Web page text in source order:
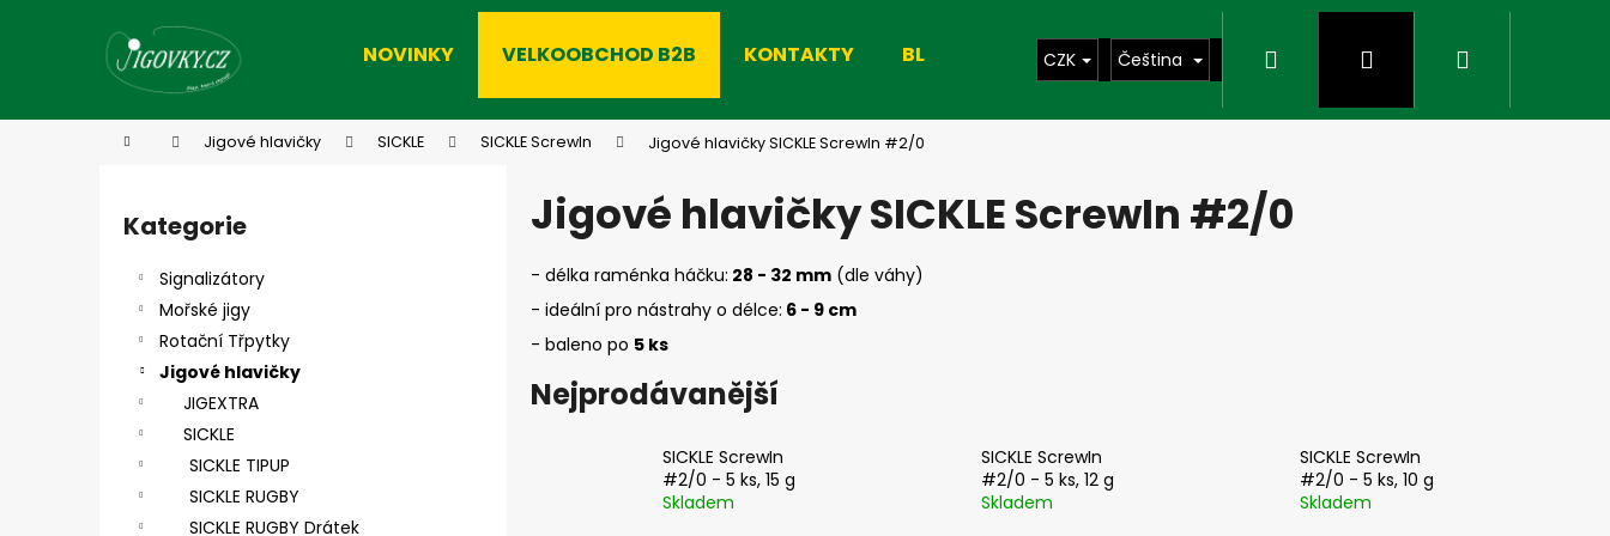
NOVINKY VELKOOBCHOD B2B KONTAKTY BLOG CZK Čeština Hledat PřihlášeníNákupní
Domů Jigové hlavičky SICKLE SICKLE ScrewIn Jigové hlavičky SICKLE ScrewIn #2/0
Přeskočit
kategorie
Kategorie
Signalizátory
Mořské jigy
Rotační Třpytky
Jigové hlavičky
JIGEXTRA
SICKLE
SICKLE TIPUP
SICKLE RUGBY
SICKLE RUGBY Drátek
Jigové hlavičky SICKLE ScrewIn #2/0
- délka raménka háčku: 28 - 32 mm (dle váhy)
- ideální pro nástrahy o délce: 6 - 9 cm
- baleno po 5 ks
Nejprodávanější
SICKLE ScrewIn
#2/0 - 5 ks, 15 g
Skladem
SICKLE ScrewIn
#2/0 - 5 ks, 12 g
Skladem
SICKLE ScrewIn
#2/0 - 5 ks, 10 g
Skladem
Zpět
Zpět
Co potřebujete najít?
HLEDAT
Doporučujeme
Následující